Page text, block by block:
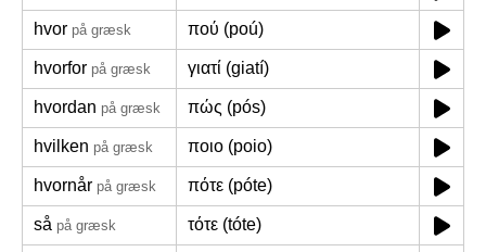
hvor på græsk πού (poú)
hvorfor på græsk γιατί (giatí)
hvordan på græsk πώς (pós)
hvilken på græsk ποιο (poio)
hvornår på græsk πότε (póte)
så på græsk τότε (tóte)